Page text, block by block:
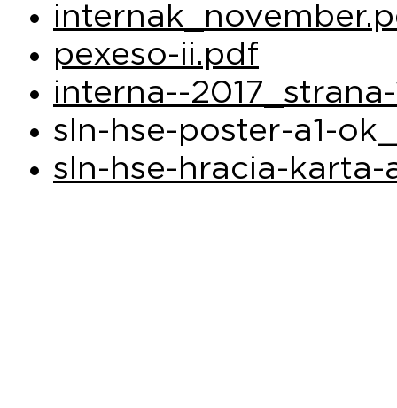
pexeso-ii.pdf
interna--
sln-hse-poster-a1-
sln-hse-hracia-karta-